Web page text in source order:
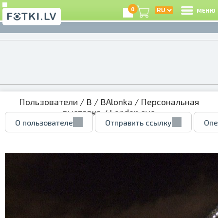
0 МЕНЮ
Пользователи / B / BAlonka / Персональная
выставка/ London eye
О пользователе Отправить ссылку